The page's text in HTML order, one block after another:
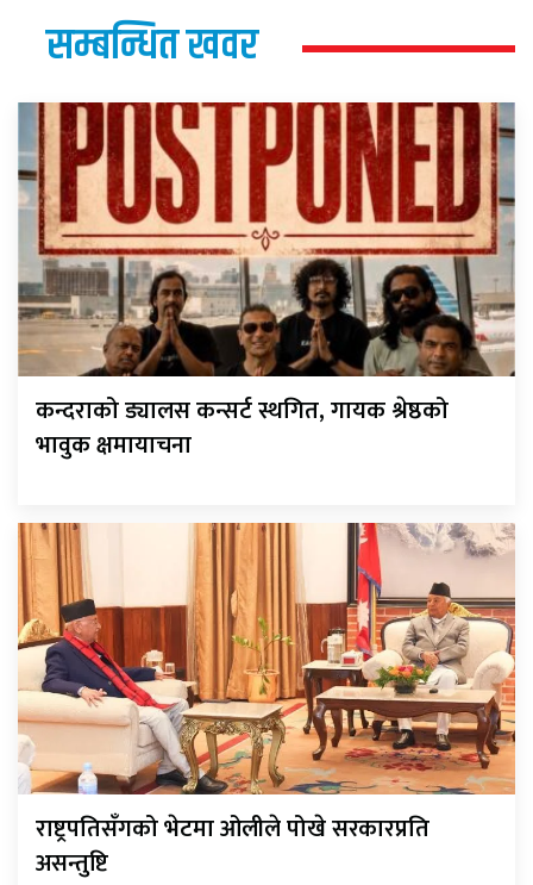
सम्बन्धित खवर
कन्दराको ड्यालस कन्सर्ट स्थगित, गायक श्रेष्ठको
भावुक क्षमायाचना
राष्ट्रपतिसँगको भेटमा ओलीले पोखे सरकारप्रति
असन्तुष्टि